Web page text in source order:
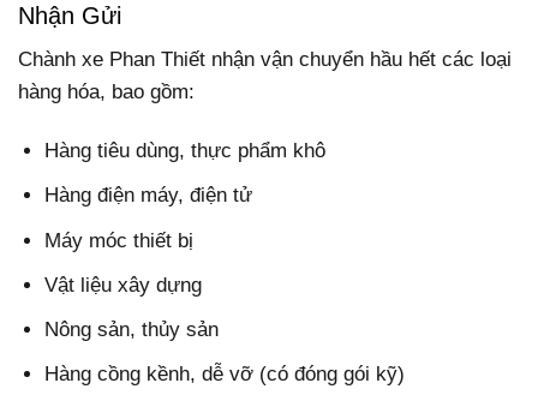
Nhận Gửi
Chành xe Phan Thiết nhận vận chuyển hầu hết các loại
hàng hóa, bao gồm:
Hàng tiêu dùng, thực phẩm khô
Hàng điện máy, điện tử
Máy móc thiết bị
Vật liệu xây dựng
Nông sản, thủy sản
Hàng cồng kềnh, dễ vỡ (có đóng gói kỹ)